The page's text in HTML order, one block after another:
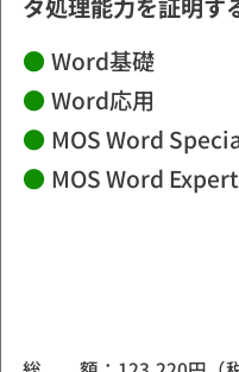
タ処理能力を証明す
●Word基礎
●Word応用
● MOS Word
● MOS Word